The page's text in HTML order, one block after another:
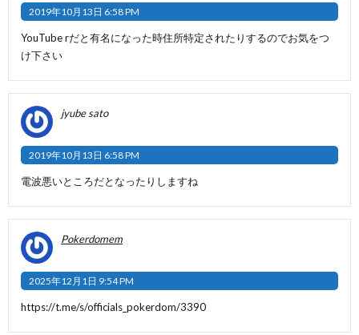
2019年10月13日 6:58 PM
YouTube rだと有名になった時住所特定されたりするのでお気をつ
け下さい
jyube sato
2019年10月13日 6:58 PM
電波悪いところだとなったりしますね
Pokerdomem
2025年12月1日 9:54 PM
https://t.me/s/officials_pokerdom/3390